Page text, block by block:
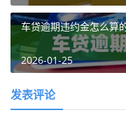
车贷逾期违约金怎么算
2026-01-25
发表评论